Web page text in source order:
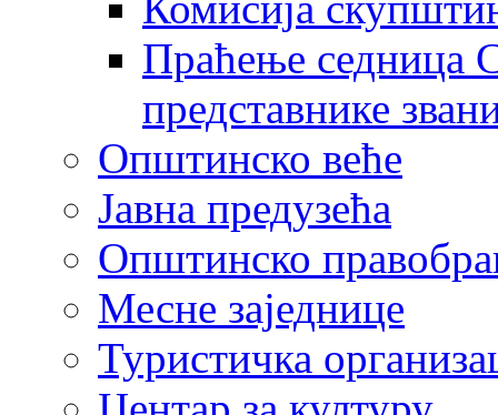
Праћење седница
представнике
Општинско веће
Јавна предузећа
Општинско
Месне заједнице
Туристичка